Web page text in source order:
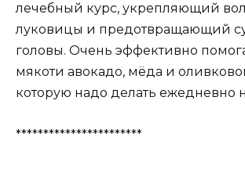
лечебный курс, укрепляющий
луковицы и предотвращающий
головы. Очень эффективно
мякоти авокадо, мёда и
которую надо делать ежедневно
***********************